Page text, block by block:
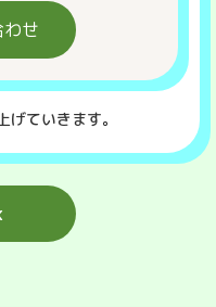
せ
ていきます。